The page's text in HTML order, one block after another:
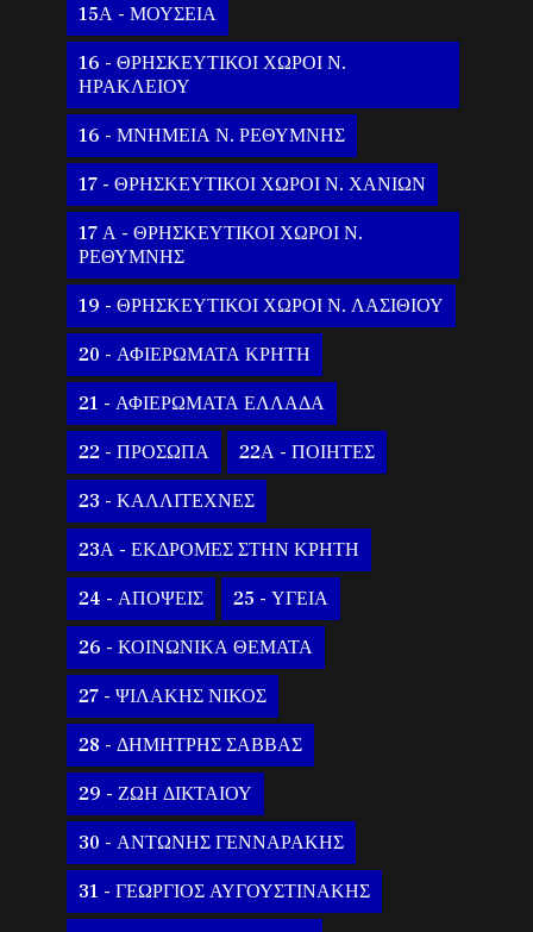
15Α - ΜΟΥΣΕΙΑ
16 - ΘΡΗΣΚΕΥΤΙΚΟΙ ΧΩΡΟΙ Ν.
ΗΡΑΚΛΕΙΟΥ
16 - ΜΝΗΜΕΙΑ Ν. ΡΕΘΥΜΝΗΣ
17 - ΘΡΗΣΚΕΥΤΙΚΟΙ ΧΩΡΟΙ Ν. ΧΑΝΙΩΝ
17 Α - ΘΡΗΣΚΕΥΤΙΚΟΙ ΧΩΡΟΙ Ν.
ΡΕΘΥΜΝΗΣ
19 - ΘΡΗΣΚΕΥΤΙΚΟΙ ΧΩΡΟΙ Ν. ΛΑΣΙΘΙΟΥ
20 - ΑΦΙΕΡΩΜΑΤΑ ΚΡΗΤΗ
21 - ΑΦΙΕΡΩΜΑΤΑ ΕΛΛΑΔΑ
22 - ΠΡΟΣΩΠΑ 22Α - ΠΟΙΗΤΕΣ
23 - ΚΑΛΛΙΤΕΧΝΕΣ
23Α - ΕΚΔΡΟΜΕΣ ΣΤΗΝ ΚΡΗΤΗ
24 - ΑΠΟΨΕΙΣ 25 - ΥΓΕΙΑ
26 - ΚΟΙΝΩΝΙΚΑ ΘΕΜΑΤΑ
27 - ΨΙΛΑΚΗΣ ΝΙΚΟΣ
28 - ΔΗΜΗΤΡΗΣ ΣΑΒΒΑΣ
29 - ΖΩΗ ΔΙΚΤΑΙΟΥ
30 - ΑΝΤΩΝΗΣ ΓΕΝΝΑΡΑΚΗΣ
31 - ΓΕΩΡΓΙΟΣ ΑΥΓΟΥΣΤΙΝΑΚΗΣ